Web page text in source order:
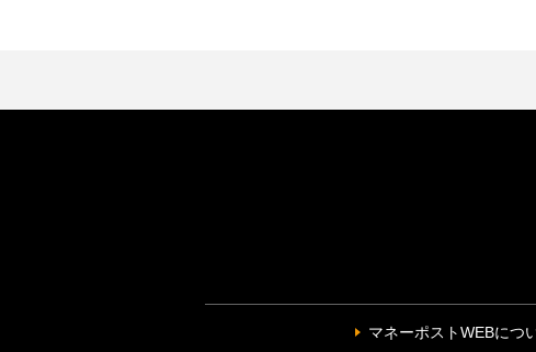
マネーポストWEBにつ